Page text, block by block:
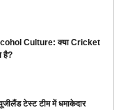
Culture: क्या Cricket
है?
टेस्ट टीम में धमाकेदार